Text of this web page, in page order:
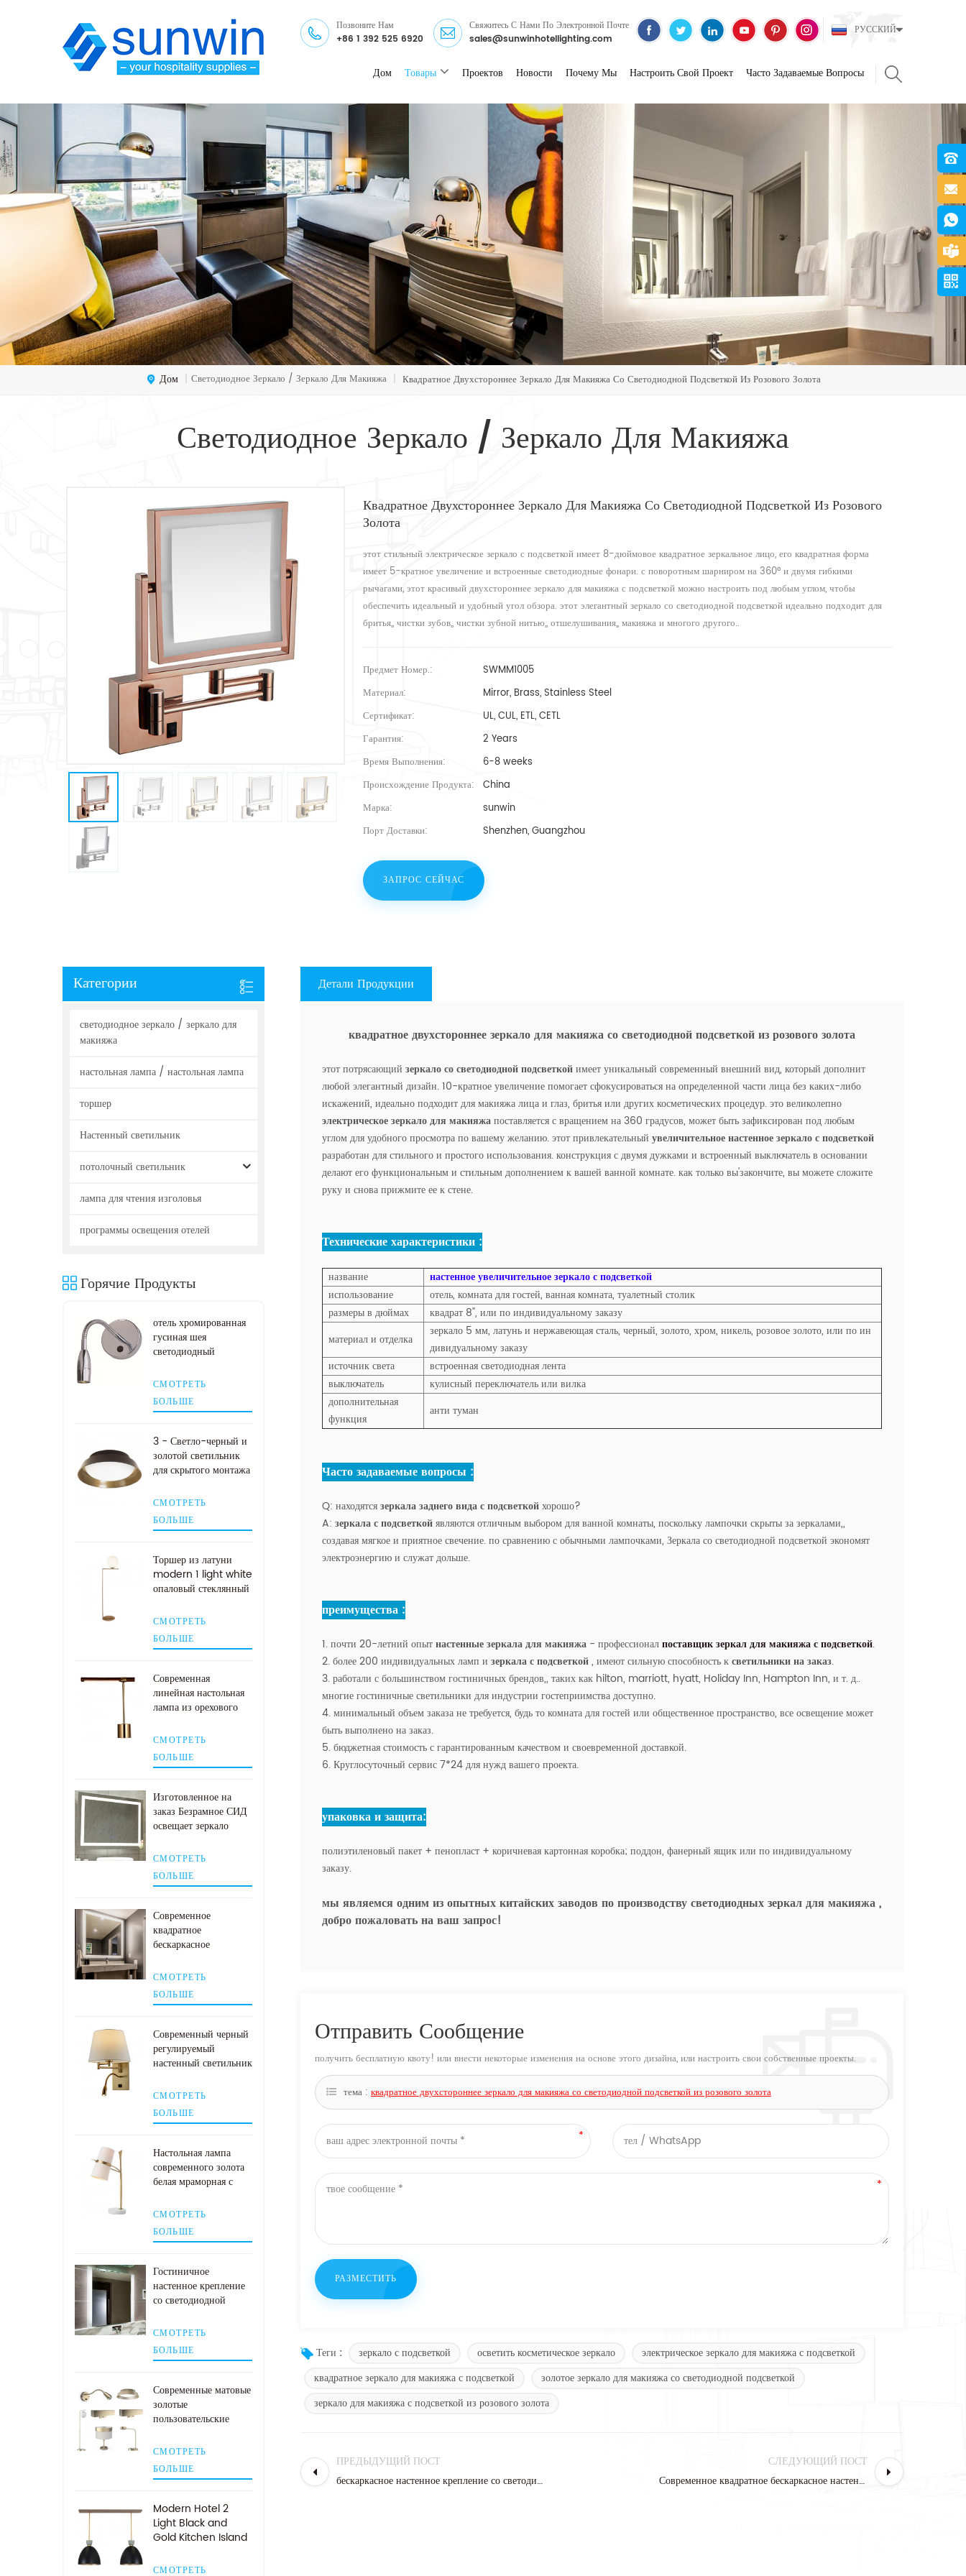
РУССКИЙ
Позвоните Нам
+86 1 392 525 6920
Свяжитесь С Нами По Электронной Почте
sales@sunwinhotellighting.com
Дом Товары Проектов Новости Почему Мы Настроить Свой Проект Часто Задаваемые Вопросы
Дом | Светодиодное Зеркало / Зеркало Для Макияжа | Квадратное Двухстороннее Зеркало Для Макияжа Со Светодиодной Подсветкой Из Розового Золота
Светодиодное Зеркало / Зеркало Для Макияжа
Квадратное Двухстороннее Зеркало Для Макияжа Со Светодиодной Подсветкой Из Розового
Золота
этот стильный электрическое зеркало с подсветкой имеет 8-дюймовое квадратное зеркальное лицо, его квадратная форма
имеет 5-кратное увеличение и встроенные светодиодные фонари. с поворотным шарниром на 360° и двумя гибкими
рычагами, этот красивый двухстороннее зеркало для макияжа с подсветкой можно настроить под любым углом, чтобы
обеспечить идеальный и удобный угол обзора. этот элегантный зеркало со светодиодной подсветкой идеально подходит для
бритья,, чистки зубов,, чистки зубной нитью,, отшелушивания,, макияжа и многого другого..
Предмет Номер.:
SWMM1005
Материал:
Mirror, Brass, Stainless Steel
Сертификат:
UL, CUL, ETL, CETL
Гарантия:
2 Years
Время Выполнения:
6-8 weeks
Происхождение Продукта:
China
Марка:
sunwin
Порт Доставки:
Shenzhen, Guangzhou
ЗАПРОС СЕЙЧАС
Категории
светодиодное зеркало / зеркало для
макияжа
настольная лампа / настольная лампа
торшер
Настенный светильник
потолочный светильник
лампа для чтения изголовья
программы освещения отелей
Горячие Продукты
отель хромированная
гусиная шея
светодиодный
чтения
СМОТРЕТЬ
БОЛЬШЕ
3 - Светло-черный и
золотой светильник
для скрытого монтажа
СМОТРЕТЬ
БОЛЬШЕ
Торшер из латуни
modern 1 light white
опаловый стеклянный
СМОТРЕТЬ
БОЛЬШЕ
Современная
линейная настольная
лампа из орехового
античной латуни
СМОТРЕТЬ
БОЛЬШЕ
Изготовленное на
заказ Безрамное СИД
освещает зеркало
с пусковой площадкой
тумана
СМОТРЕТЬ
БОЛЬШЕ
Современное
квадратное
бескаркасное
ванной со
светодиодной
подсветкой
СМОТРЕТЬ
БОЛЬШЕ
Современный черный
регулируемый
настенный светильник
лампой для чтения
СМОТРЕТЬ
БОЛЬШЕ
Настольная лампа
современного золота
белая мраморная с
СМОТРЕТЬ
БОЛЬШЕ
Гостиничное
настенное крепление
со светодиодной
зеркалом в ванной
комнате с боковой
подсветкой
СМОТРЕТЬ
БОЛЬШЕ
Современные матовые
золотые
пользовательские
гостиничных номеров
СМОТРЕТЬ
БОЛЬШЕ
Modern Hotel 2
Light Black and
Gold Kitchen Island
светильник
СМОТРЕТЬ
Детали Продукции
квадратное двухстороннее зеркало для макияжа со светодиодной подсветкой из розового золота
этот потрясающий зеркало со светодиодной подсветкойимеет уникальный современный внешний вид, который дополнит
любой элегантный дизайн. 10-кратное увеличение помогает сфокусироваться на определенной части лица без каких-либо
искажений, идеально подходит для макияжа лица и глаз, бритья или других косметических процедур. это великолепно
электрическое зеркало для макияжапоставляется с вращением на 360 градусов, может быть зафиксирован под любым
углом для удобного просмотра по вашему желанию. этот привлекательный увеличительное настенное зеркало с подсветкой
разработан для стильного и простого использования. конструкция с двумя дужками и встроенный выключатель в основании
делают его функциональным и стильным дополнением к вашей ванной комнате. как только вы'закончите, вы можете сложите
руку и снова прижмите ее к стене.
Технические характеристики :
название
настенное увеличительное зеркало с подсветкой
использование
отель, комната для гостей, ванная комната, туалетный столик
размеры в дюймах
квадрат 8", или по индивидуальному заказу
материал и отделка
зеркало 5 мм, латунь и нержавеющая сталь, черный, золото, хром, никель, розовое золото, или по ин
дивидуальному заказу
источник света
встроенная светодиодная лента
выключатель
кулисный переключатель или вилка
дополнительная
функция
анти туман
Часто задаваемые вопросы :
Q: находятсязеркала заднего вида с подсветкойхорошо?
A: зеркала с подсветкойявляются отличным выбором для ванной комнаты, поскольку лампочки скрыты за зеркалами,,
создавая мягкое и приятное свечение. по сравнению с обычными лампочками, Зеркала со светодиодной подсветкой экономят
электроэнергию и служат дольше.
преимущества :
1. почти 20-летний опытнастенные зеркала для макияжа- профессионалпоставщик зеркал для макияжа с подсветкой.
2. более 200 индивидуальных ламп и зеркала с подсветкой, имеют сильную способность ксветильники на заказ.
3. работали с большинством гостиничных брендов,, таких как hilton, marriott, hyatt, Holiday Inn, Hampton Inn, и т. д..
многие гостиничные светильники для индустрии гостеприимства доступно.
4. минимальный объем заказа не требуется, будь то комната для гостей или общественное пространство, все освещение может
быть выполнено на заказ.
5. бюджетная стоимость с гарантированным качеством и своевременной доставкой.
6. Круглосуточный сервис 7*24 для нужд вашего проекта.
упаковка и защита:
полиэтиленовый пакет + пенопласт + коричневая картонная коробка; поддон, фанерный ящик или по индивидуальному
заказу.
мы являемся одним из опытных китайских заводов по производству светодиодных зеркал для макияжа,
добро пожаловать на ваш запрос!
Отправить Сообщение
получить бесплатную квоту! или внести некоторые изменения на основе этого дизайна, или настроить свои собственные проекты.
тема :квадратное двухстороннее зеркало для макияжа со светодиодной подсветкой из розового золота
Теги : зеркало с подсветкой осветить косметическое зеркало
электрическое зеркало для макияжа с подсветкой
квадратное зеркало для макияжа с подсветкой
золотое зеркало для макияжа со светодиодной подсветкой
зеркало для макияжа с подсветкой из розового золота
ПРЕДЫДУЩИЙ ПОСТ
бескаркасное настенное крепление со светодиодной подсветкой зеркало для ванной комнаты
СЛЕДУЮЩИЙ ПОСТ
Современное квадратное бескаркасное настенное зеркало для ванной со светодиодной подсветкой